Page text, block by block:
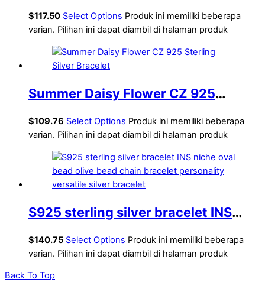
Sterling Silver Bracelet
$117.50 Select Options Produk ini memiliki beberapa
varian. Pilihan ini dapat diambil di halaman produk
Summer Daisy Flower CZ 925
Sterling Silver Bracelet
$109.76 Select Options Produk ini memiliki beberapa
varian. Pilihan ini dapat diambil di halaman produk
S925 sterling silver bracelet INS
niche oval bead olive bead chain
bracelet personality versatile silver
bracelet
$140.75 Select Options Produk ini memiliki beberapa
varian. Pilihan ini dapat diambil di halaman produk
Back To Top